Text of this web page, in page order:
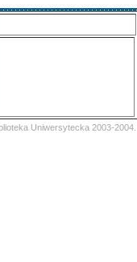
Uniwersytecka 2003-2004.